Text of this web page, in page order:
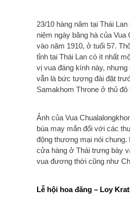
23/10 hàng năm tại Thái
niệm ngày băng hà của Vua
vào năm 1910, ở tuổi 57.
tỉnh tại Thái Lan có ít nhất
vị vua đáng kính này, nhưng
vẫn là bức tượng đài đặt
Samakhom Throne ở thủ đô
Ảnh của Vua
bùa may mắn đối với các
động thương mại nói chung.
cửa hàng ở Thái trưng bày
vua đương thời cũng như
Lễ hội hoa đăng – Loy